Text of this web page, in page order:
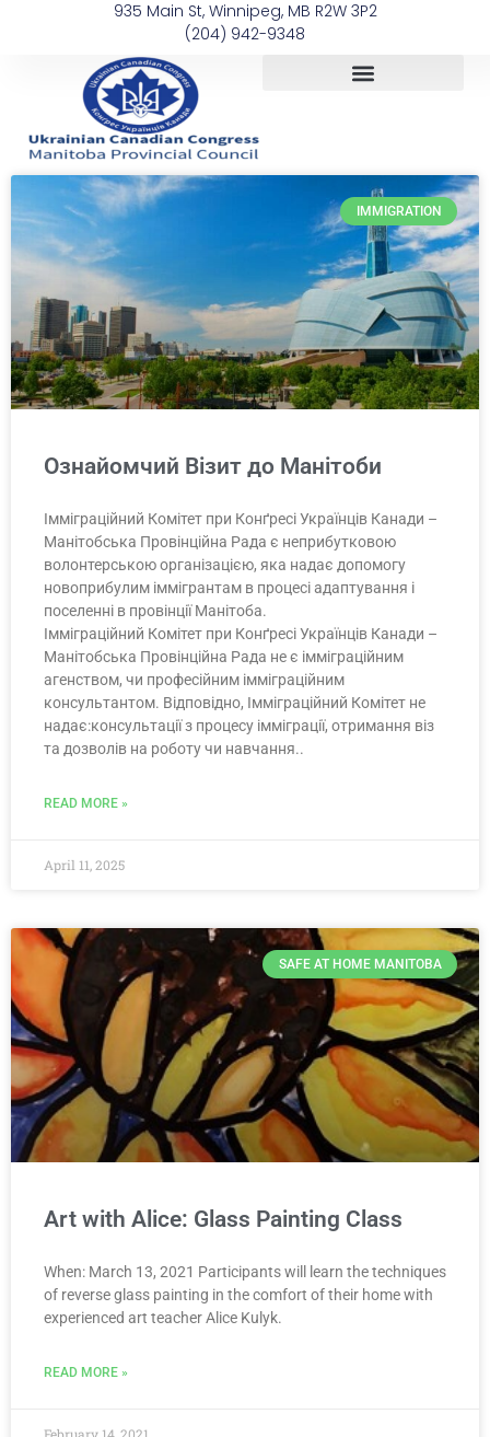
935 Main St, Winnipeg, MB R2W 3P2
(204) 942-9348
IMMIGRATION
Ознайомчий Візит до Манітоби
Імміграційний Комітет при Конґресі Українців Канади –
Манітобська Провінційна Рада є неприбутковою
волонтерською організацією, яка надає допомогу
новоприбулим іммігрантам в процесі адаптування і
поселенні в провінції Манітоба.
Імміграційний Комітет при Конґресі Українців Канади –
Манітобська Провінційна Рада не є імміграційним
агенством, чи професійним імміграційним
консультантом. Відповідно, Імміграційний Комітет не
надає:консультації з процесу імміграції, отримання віз
та дозволів на роботу чи навчання..
READ MORE »
April 11, 2025
SAFE AT HOME MANITOBA
Art with Alice: Glass Painting Class
When: March 13, 2021 Participants will learn the techniques
of reverse glass painting in the comfort of their home with
experienced art teacher Alice Kulyk.
READ MORE »